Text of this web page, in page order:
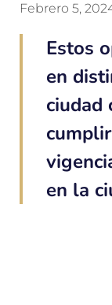
Febrero 5,
Estos
en
ciudad
en la